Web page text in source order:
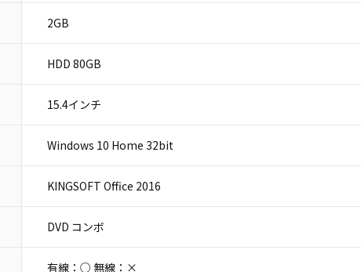
2GB
HDD 80GB
15.4インチ
Windows 10 Home 32bit
KINGSOFT Office 2016
DVD コンボ
有線：○ 無線：×